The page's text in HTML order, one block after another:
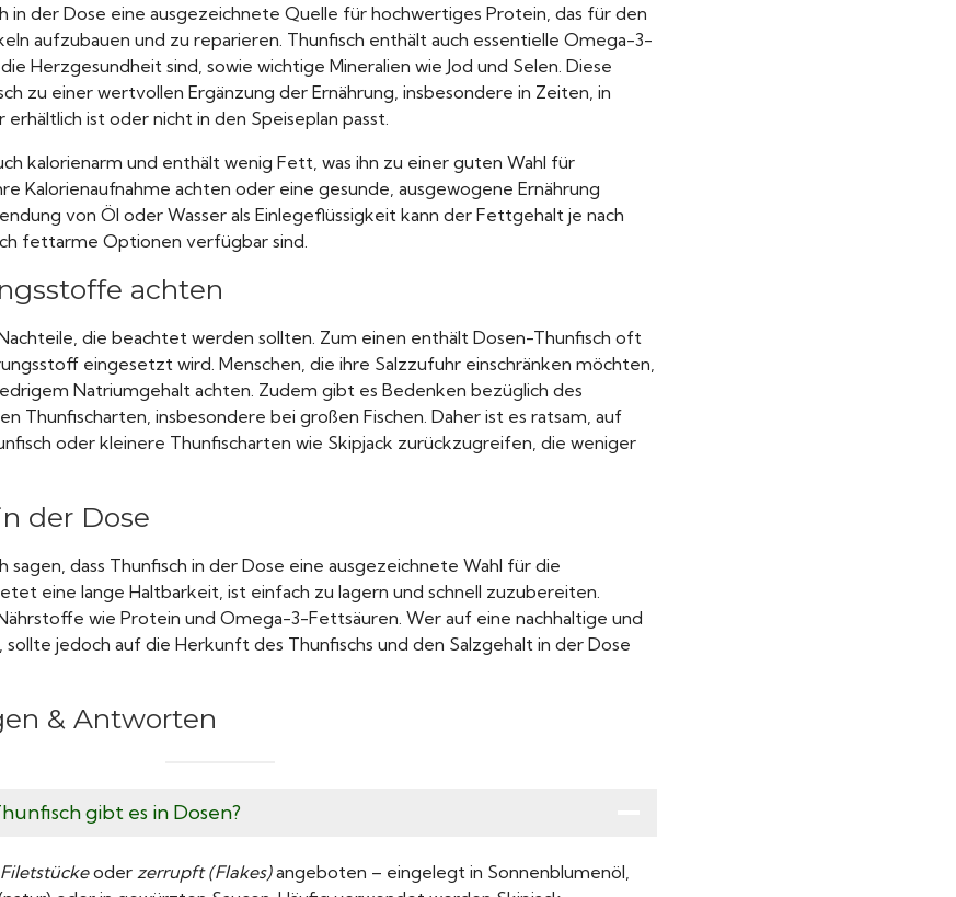
in der Dose eine ausgezeichnete Quelle für hochwertiges Protein, das für den
aufzubauen und zu reparieren. Thunfisch enthält auch essentielle Omega-3-
Herzgesundheit sind, sowie wichtige Mineralien wie Jod und Selen. Diese
zu einer wertvollen Ergänzung der Ernährung, insbesondere in Zeiten, in
erhältlich ist oder nicht in den Speiseplan passt.
kalorienarm und enthält wenig Fett, was ihn zu einer guten Wahl für
Kalorienaufnahme achten oder eine gesunde, ausgewogene Ernährung
von Öl oder Wasser als Einlegeflüssigkeit kann der Fettgehalt je nach
fettarme Optionen verfügbar sind.
achten
die beachtet werden sollten. Zum einen enthält Dosen-Thunfisch oft
eingesetzt wird. Menschen, die ihre Salzzufuhr einschränken möchten,
Natriumgehalt achten. Zudem gibt es Bedenken bezüglich des
Thunfischarten, insbesondere bei großen Fischen. Daher ist es ratsam, auf
oder kleinere Thunfischarten wie Skipjack zurückzugreifen, die weniger
der Dose
sagen, dass Thunfisch in der Dose eine ausgezeichnete Wahl für die
eine lange Haltbarkeit, ist einfach zu lagern und schnell zuzubereiten.
wie Protein und Omega-3-Fettsäuren. Wer auf eine nachhaltige und
jedoch auf die Herkunft des Thunfischs und den Salzgehalt in der Dose
& Antworten
gibt es in Dosen?
Filetstückeoder zerrupft (Flakes)angeboten – eingelegt in Sonnenblumenöl,